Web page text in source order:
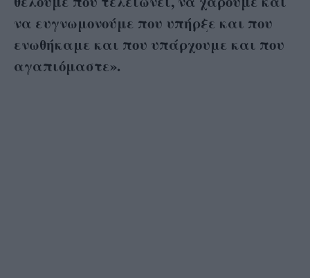
να ευγνωμονούμε που υπήρξε και που
ενωθήκαμε και που υπάρχουμε και που
αγαπιόμαστε».